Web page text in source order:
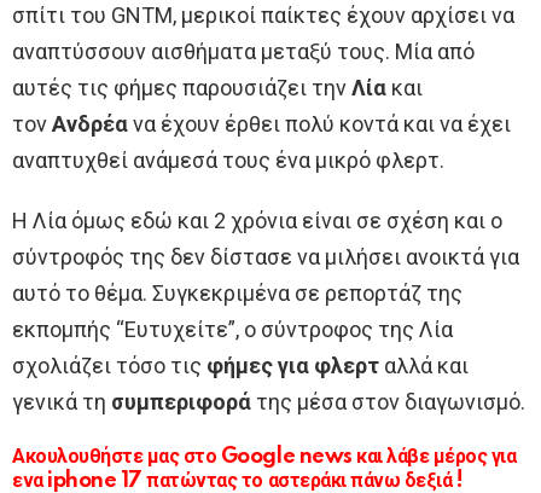
σπίτι του GNTM, μερικοί παίκτες έχουν αρχίσει να
αναπτύσσουν αισθήματα μεταξύ τους. Μία από
αυτές τις φήμες παρουσιάζει τηνΛία και
τονΑνδρέανα έχουν έρθει πολύ κοντά και να έχει
αναπτυχθεί ανάμεσά τους ένα μικρό φλερτ.
Η Λία όμως εδώ και 2 χρόνια είναι σε σχέση και ο
σύντροφός της δεν δίστασε να μιλήσει ανοικτά για
αυτό το θέμα. Συγκεκριμένα σε ρεπορτάζ της
εκπομπής “Ευτυχείτε”, ο σύντροφος της Λία
σχολιάζει τόσο τις φήμες για φλερτ αλλά και
γενικά τη συμπεριφορά της μέσα στον διαγωνισμό.
Ακουλουθήστε μας στο Google news και λάβε μέρος για
ενα iphone 17 πατώντας το αστεράκι πάνω δεξιά !